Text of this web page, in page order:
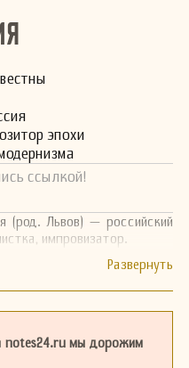
эпохи
ссылкой!
(род. Львов) — российский
импровизатор.
notes24.ru мы дорожим